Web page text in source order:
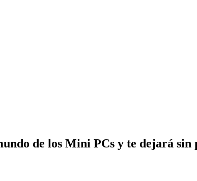
de los Mini PCs y te dejará sin